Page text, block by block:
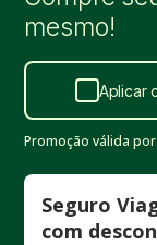
mesmo!
Aplicar
Promoção válida
Seguro
com